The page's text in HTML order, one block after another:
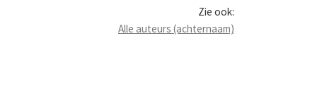
Zie ook:
Alle auteurs (achternaam)